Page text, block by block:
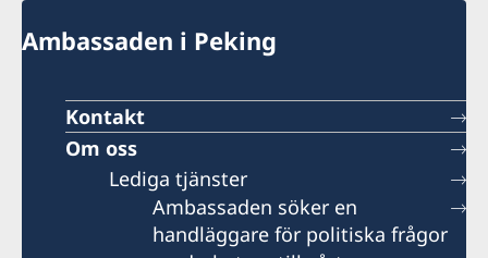
Ambassaden i Peking
Kontakt
Om oss
Lediga tjänster
Ambassaden söker en
handläggare för politiska frågor